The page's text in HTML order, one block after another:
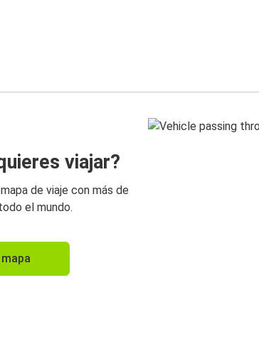
viajar?
de viaje con más de
el mundo.